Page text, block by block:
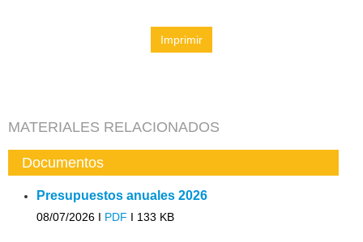
Imprimir
MATERIALES RELACIONADOS
Documentos
Presupuestos anuales 2026
08/07/2026 I PDF I 133 KB